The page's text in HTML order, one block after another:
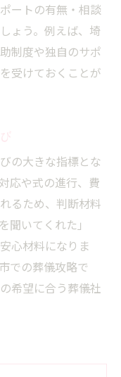
ートの有無・相談
ょう。例えば、埼
制度や独自のサポ
受けておくことが
の大きな指標とな
応や式の進行、費
るため、判断材料
いてくれた」
心材料になりま
での葬儀攻略で
希望に合う葬儀社